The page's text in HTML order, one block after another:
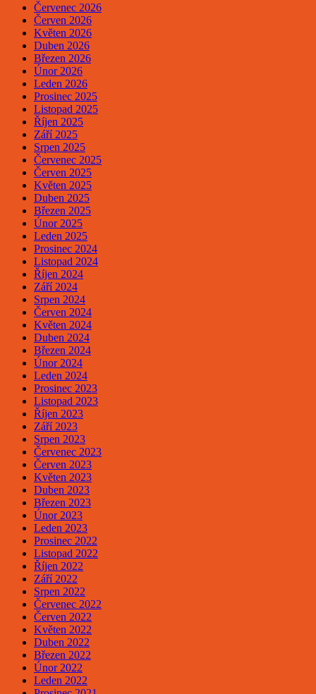
Červenec 2026
Červen 2026
Květen 2026
Duben 2026
Březen 2026
Únor 2026
Leden 2026
Prosinec 2025
Listopad 2025
Říjen 2025
Září 2025
Srpen 2025
Červenec 2025
Červen 2025
Květen 2025
Duben 2025
Březen 2025
Únor 2025
Leden 2025
Prosinec 2024
Listopad 2024
Říjen 2024
Září 2024
Srpen 2024
Červen 2024
Květen 2024
Duben 2024
Březen 2024
Únor 2024
Leden 2024
Prosinec 2023
Listopad 2023
Říjen 2023
Září 2023
Srpen 2023
Červenec 2023
Červen 2023
Květen 2023
Duben 2023
Březen 2023
Únor 2023
Leden 2023
Prosinec 2022
Listopad 2022
Říjen 2022
Září 2022
Srpen 2022
Červenec 2022
Červen 2022
Květen 2022
Duben 2022
Březen 2022
Únor 2022
Leden 2022